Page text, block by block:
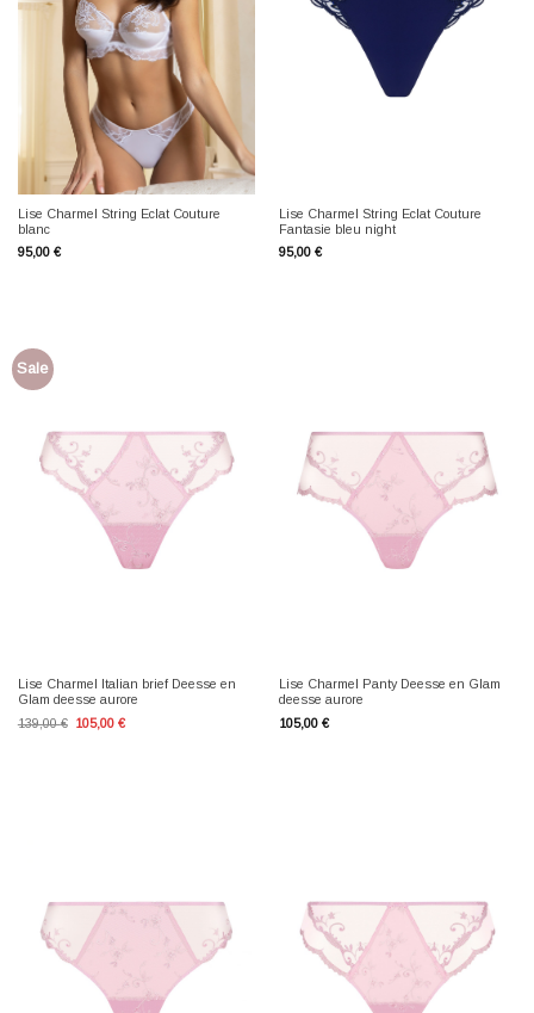
Lise Charmel String Eclat Couture
blanc
95,00 €
Lise Charmel String Eclat Couture
Fantasie bleu night
95,00 €
Sale
Lise Charmel Italian brief Deesse en
Glam deesse aurore
139,00€
Ursprünglicher
Preis
105,00€Aktueller
Lise Charmel Panty Deesse en Glam
deesse aurore
105,00 €